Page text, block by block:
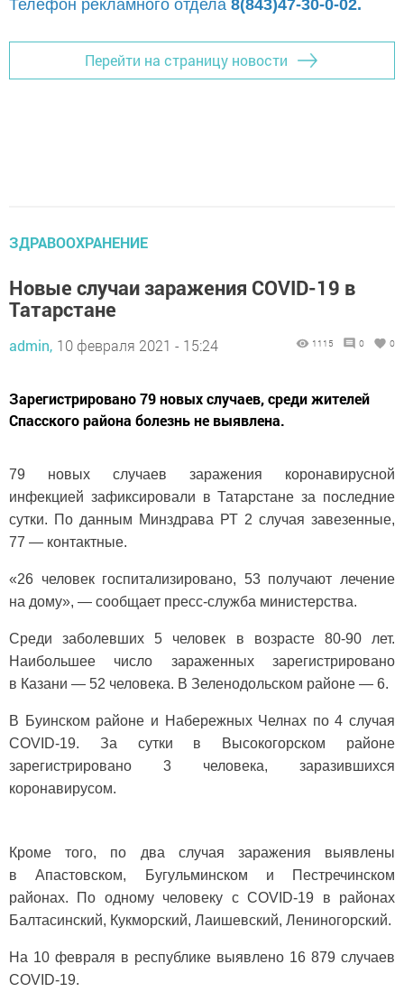
Телефон рекламного отдела 8(843)47-30-0-02.
Перейти на страницу новости
ЗДРАВООХРАНЕНИЕ
Новые случаи заражения COVID-19 в
Татарстане
admin, 10 февраля 2021 - 15:24 1115 0 0
Зарегистрировано 79 новых случаев, среди жителей
Спасского района болезнь не выявлена.
79 новых случаев заражения коронавирусной
инфекцией зафиксировали в Татарстане за последние
сутки. По данным Минздрава РТ 2 случая завезенные,
77 — контактные.
«26 человек госпитализировано, 53 получают лечение
на дому», — сообщает пресс-служба министерства.
Среди заболевших 5 человек в возрасте 80-90 лет.
Наибольшее число зараженных зарегистрировано
в Казани — 52 человека. В Зеленодольском районе — 6.
В Буинском районе и Набережных Челнах по 4 случая
COVID-19. За сутки в Высокогорском районе
зарегистрировано 3 человека, заразившихся
коронавирусом.
Кроме того, по два случая заражения выявлены
в Апастовском, Бугульминском и Пестречинском
районах. По одному человеку с COVID-19 в районах
Балтасинский, Кукморский, Лаишевский, Лениногорский.
На 10 февраля в республике выявлено 16 879 случаев
COVID-19.